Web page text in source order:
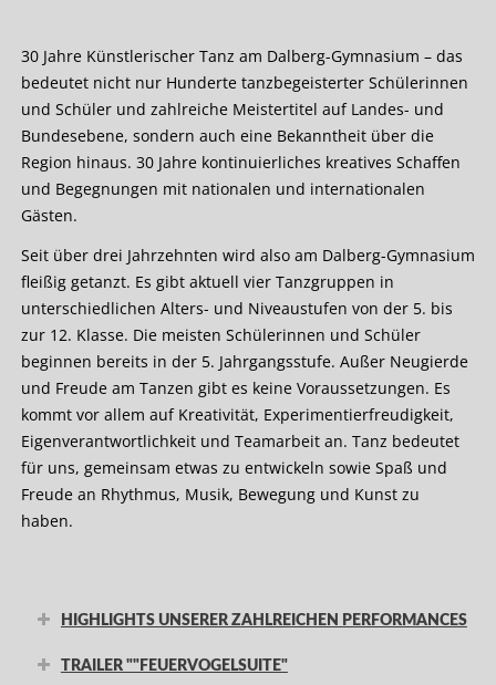
30 Jahre Künstlerischer Tanz am Dalberg-Gymnasium – das
bedeutet nicht nur Hunderte tanzbegeisterter Schülerinnen
und Schüler und zahlreiche Meistertitel auf Landes- und
Bundesebene, sondern auch eine Bekanntheit über die
Region hinaus. 30 Jahre kontinuierliches kreatives Schaffen
und Begegnungen mit nationalen und internationalen
Gästen.
Seit über drei Jahrzehnten wird also am Dalberg-Gymnasium
fleißig getanzt. Es gibt aktuell vier Tanzgruppen in
unterschiedlichen Alters- und Niveaustufen von der 5. bis
zur 12. Klasse. Die meisten Schülerinnen und Schüler
beginnen bereits in der 5. Jahrgangsstufe. Außer Neugierde
und Freude am Tanzen gibt es keine Voraussetzungen. Es
kommt vor allem auf Kreativität, Experimentierfreudigkeit,
Eigenverantwortlichkeit und Teamarbeit an. Tanz bedeutet
für uns, gemeinsam etwas zu entwickeln sowie Spaß und
Freude an Rhythmus, Musik, Bewegung und Kunst zu
haben.
HIGHLIGHTS UNSERER ZAHLREICHEN PERFORMANCES
TRAILER ""FEUERVOGELSUITE"